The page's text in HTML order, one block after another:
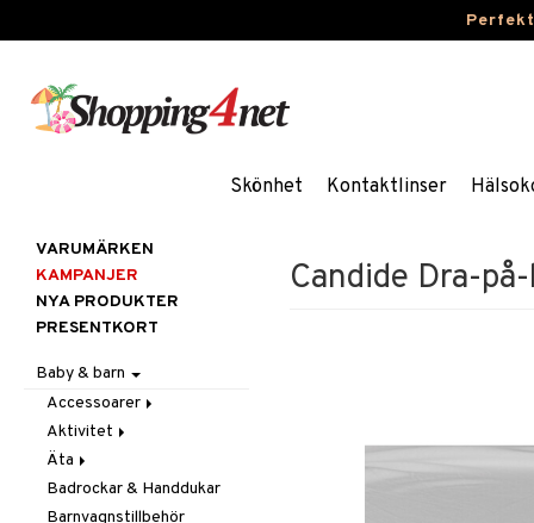
Skönhet Kontaktlinser
Candide Dra-
VARUMÄRKEN
KAMPANJER
NYA PRODUKTER
PRESENTKORT
Baby & barn
Accessoarer
För håret
Hattar & Mössor
Övrigt
Plånböcker
Aktivitet
Babygym
Babysitters
Bit & Skallra
Äta
Barnservis
Haklappar
Badrockar & Handdukar
Barnvagnstillbehör